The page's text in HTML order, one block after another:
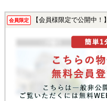
会員限定 【会員様限定で公開中！】